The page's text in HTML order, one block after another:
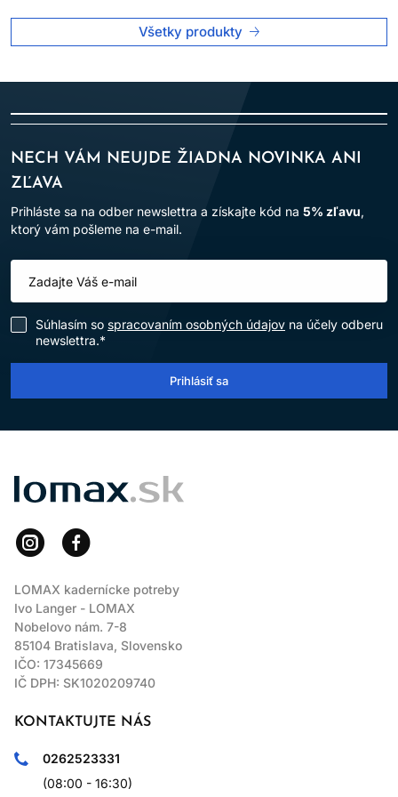
BEZPEČNOSTNÉ OPATRENIA:
Nepoužívajte na farbenie mihalníc a obočia.
Uchovávajte mimo dosahu detí.
Výrobok je určený len na
kaderníckych salónoch.
Po aplikácii vlasy dôkladne opláchnite.
Dodržiavanie uvedených pokynov pomáha minimalizovať riziko
alergických reakcií a zabezpečuje bezpečné používanie
Všetky produkty
NECH VÁM NEUJDE ŽIADNA NOVINKA ANI
ZĽAVA
Prihláste sa na odber newslettra a získajte kód na 5% zľavu,
ktorý vám pošleme na e-mail.
Súhlasím so spracovaním osobných údajov na účely odberu
newslettra.*
Prihlásiť sa
LOMAX
LOMAX kadernícke potreby
Ivo Langer - LOMAX
Nobelovo nám. 7-8
85104 Bratislava, Slovensko
IČO: 17345669
IČ DPH: SK1020209740
KONTAKTUJTE NÁS
0262523331
(08:00 - 16:30)